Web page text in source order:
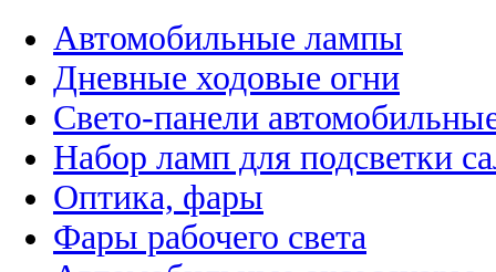
Автомобильные лампы
Дневные ходовые огни
Свето-панели
Набор ламп для подсветки
Оптика, фары
Фары рабочего света